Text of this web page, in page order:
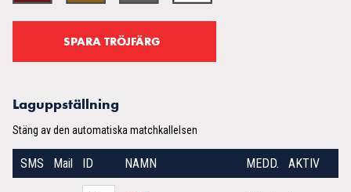
Laguppställning
Stäng av den automatiska matchkallelsen
SMS Mail ID NAMN MEDD. AKTIV